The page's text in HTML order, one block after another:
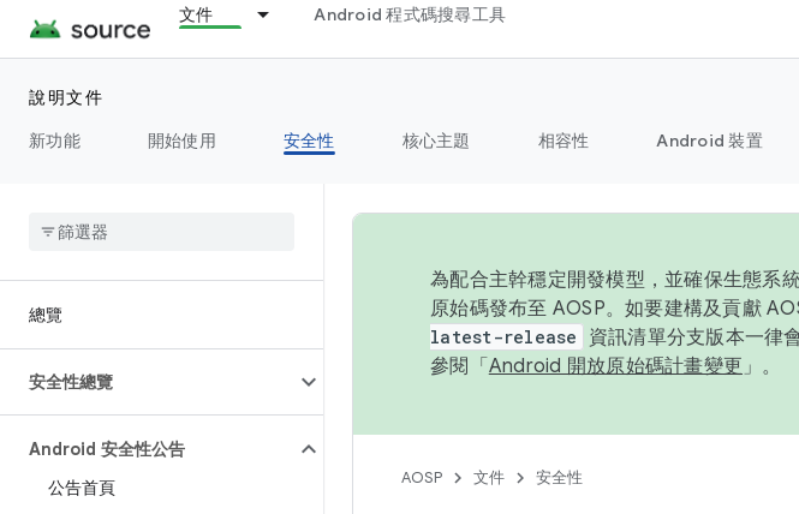
文件 Android 程式碼搜尋工具
說明文件
新功能
開始使用 安全性 核心主題 相容性 Android 裝置
總覽
安全性總覽
Android 安全性公告
公告首頁
為配合主幹穩定開發模型，並確保生態系
原始碼發布至 AOSP。如要建構及貢獻
latest-release
資訊清單分支版本一律
參閱「 Android 開放原始碼計畫變更 」。
AOSP 文件 安全性